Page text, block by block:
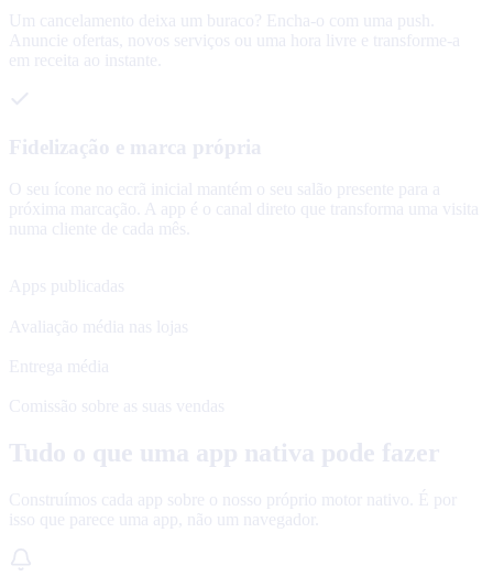
Um cancelamento deixa um buraco? Encha-o com uma push.
Anuncie ofertas, novos serviços ou uma hora livre e transforme-a
em receita ao instante.
Fidelização e marca própria
O seu ícone no ecrã inicial mantém o seu salão presente para a
próxima marcação. A app é o canal direto que transforma uma visita
numa cliente de cada mês.
Apps publicadas
Avaliação média nas lojas
Entrega média
Comissão sobre as suas vendas
Tudo o que uma app nativa pode fazer
Construímos cada app sobre o nosso próprio motor nativo. É por
isso que parece uma app, não um navegador.